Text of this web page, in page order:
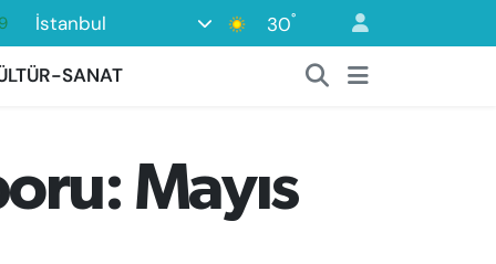
İstanbul 30°
SANAT
Mayıs